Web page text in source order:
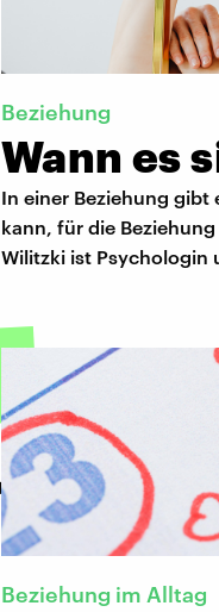
Beziehung
Wann es
In einer Beziehung gibt
kann, für die
Wilitzki ist Psychologin
Beziehung im Alltag